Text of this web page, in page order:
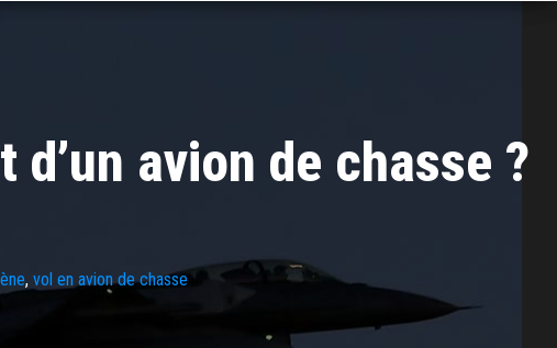
avion de chasse ?
, vol en avion de chasse